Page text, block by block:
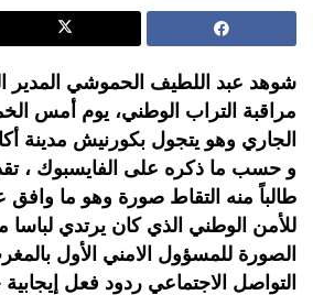
شوهد عبد اللطيف الحموشي المدير
الجاري وهو يتجول بكورنيش مدينة
و حسب ما ذكره على الفايسبوك ،
طالباً منه التقاط صورة وهو ما وافق
للأمن الوطني الذي كان يرتدي لباسا
الصورة للمسؤول الامني الأول
التواصل الاجتماعي ردود فعل